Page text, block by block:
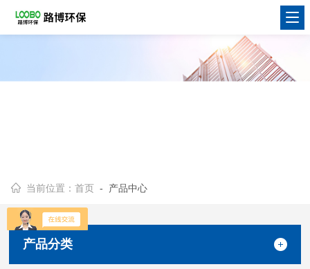
当前位置：首页 - 产品中心
产品分类